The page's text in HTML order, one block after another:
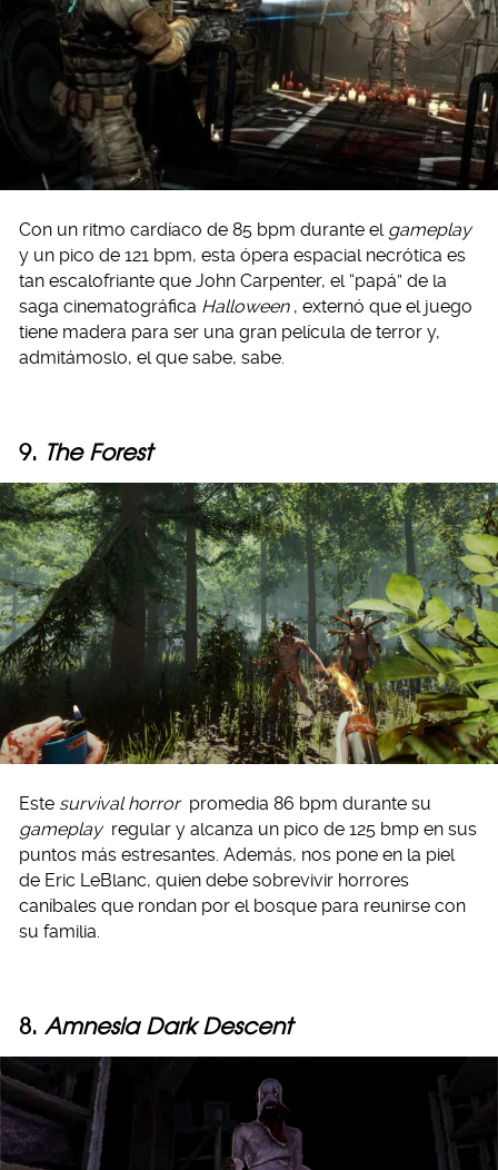
Con un ritmo cardíaco de 85 bpm durante el gameplay
y un pico de 121 bpm, esta ópera espacial necrótica es
tan escalofriante que John Carpenter, el “papá” de la
saga cinematográfica Halloween , externó que el juego
tiene madera para ser una gran película de terror y,
admitámoslo, el que sabe, sabe.
9. The Forest
Este survival horror promedia 86 bpm durante su
gameplay regular y alcanza un pico de 125 bmp en sus
puntos más estresantes. Además, nos pone en la piel
de Eric LeBlanc, quien debe sobrevivir horrores
caníbales que rondan por el bosque para reunirse con
su familia.
8. Amnesia Dark Descent